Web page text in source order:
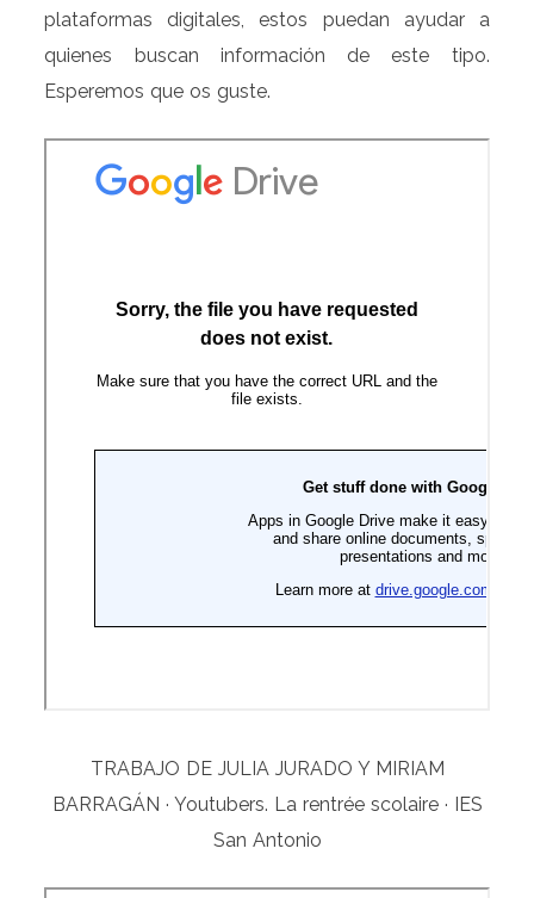
plataformas digitales, estos puedan ayudar a
quienes buscan información de este tipo.
Esperemos que os guste.
TRABAJO DE JULIA JURADO Y MIRIAM
BARRAGÁN · Youtubers. La rentrée scolaire · IES
San Antonio